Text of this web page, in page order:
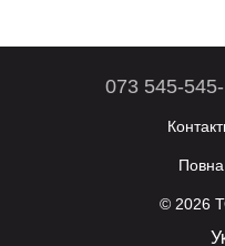
073 545-
Повна
© 2026